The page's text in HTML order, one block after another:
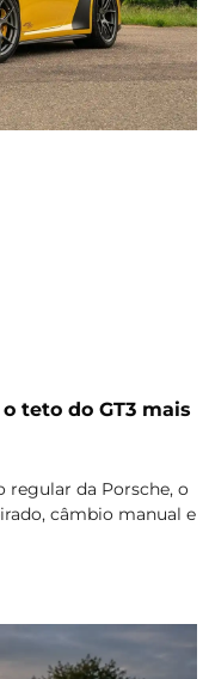
teto do GT3 mais
regular da Porsche, o
câmbio manual e